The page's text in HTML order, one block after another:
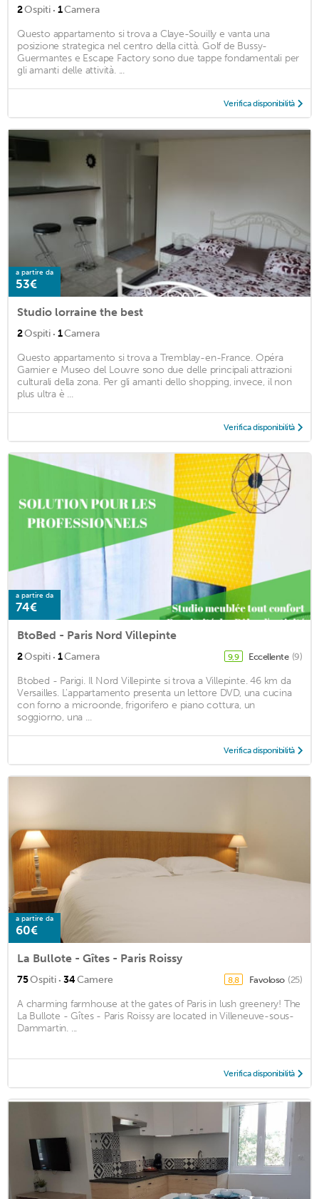
2Ospiti · 1Camera
Questo appartamento si trova a Claye-Souilly e vanta una
posizione strategica nel centro della città. Golf de Bussy-
Guermantes e Escape Factory sono due tappe fondamentali per
gli amanti delle attività. ...
Verifica disponibilità
a partire da
53€
Studio lorraine the best
2Ospiti · 1Camera
Questo appartamento si trova a Tremblay-en-France. Opéra
Garnier e Museo del Louvre sono due delle principali attrazioni
culturali della zona. Per gli amanti dello shopping, invece, il non
plus ultra è ...
Verifica disponibilità
a partire da
74€
BtoBed - Paris Nord Villepinte
2Ospiti · 1Camera 9,9 Eccellente (9)
Btobed - Parigi. Il Nord Villepinte si trova a Villepinte. 46 km da
Versailles. L'appartamento presenta un lettore DVD, una cucina
con forno a microonde, frigorifero e piano cottura, un
soggiorno, una ...
Verifica disponibilità
a partire da
60€
La Bullote - Gîtes - Paris Roissy
75Ospiti · 34Camere 8,8 Favoloso (25)
A charming farmhouse at the gates of Paris in lush greenery! The
La Bullote - Gîtes - Paris Roissy are located in Villeneuve-sous-
Dammartin. ...
Verifica disponibilità